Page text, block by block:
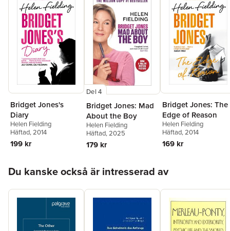
Bridget Jones's
Diary
Helen Fielding
Häftad, 2014
199 kr
Del 4
Bridget Jones: Mad
About the Boy
Helen Fielding
Häftad, 2025
179 kr
Bridget Jones: The
Edge of Reason
Helen Fielding
Häftad, 2014
169 kr
Du kanske också är intresserad av